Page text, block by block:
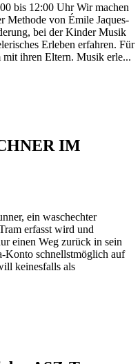
bis 12:00 Uhr Wir machen
Methode von Émile Jaques-
bei der Kinder Musik
Erleben erfahren. Für
mit ihren Eltern. Musik erle...
IM
ein waschechter
erfasst wird und
einen Weg zurück in sein
Konto schnellstmöglich auf
keinesfalls als